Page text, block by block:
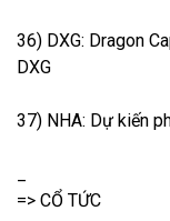
36) DXG: Dragon
DXG
37) NHA: Dự kiến
=> CỔ TỨC